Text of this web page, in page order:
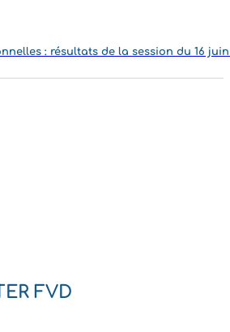
: résultats de la session du 16
FVD